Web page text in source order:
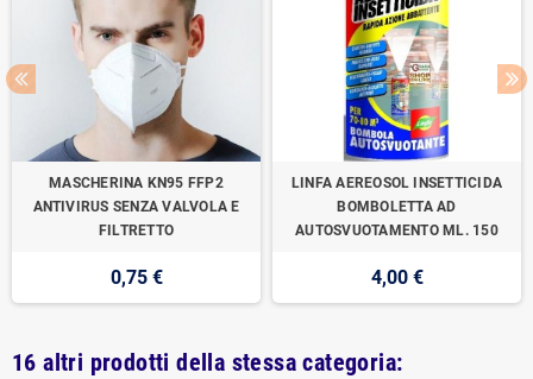
MASCHERINA KN95 FFP2
ANTIVIRUS SENZA VALVOLA E
FILTRETTO
0,75 €
LINFA AEREOSOL INSETTICIDA
BOMBOLETTA AD
AUTOSVUOTAMENTO ML. 150
4,00 €
16 altri prodotti della stessa categoria: